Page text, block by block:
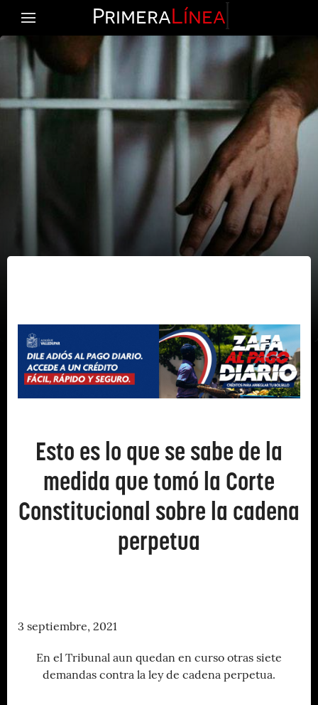
PrimeraLínea
Esto es lo que se sabe de la
medida que tomó la Corte
Constitucional sobre la cadena
perpetua
3 septiembre, 2021
En el Tribunal aun quedan en curso otras siete
demandas contra la ley de cadena perpetua.